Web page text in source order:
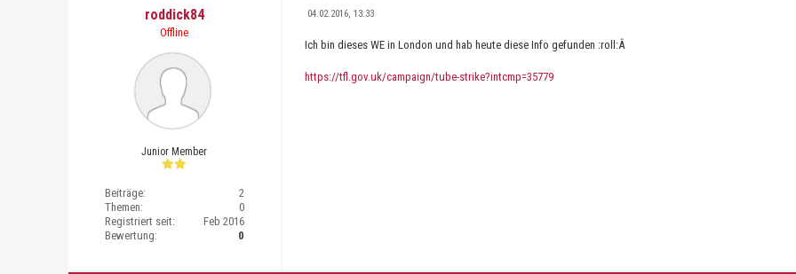
roddick84
Offline
Junior Member
Beiträge:
2
Themen:
0
Registriert seit:
Feb 2016
Bewertung:
0
04.02.2016, 13:33
Ich bin dieses WE in London und hab heute diese Info gefunden :roll:Â
https://tfl.gov.uk/campaign/tube-strike?intcmp=35779